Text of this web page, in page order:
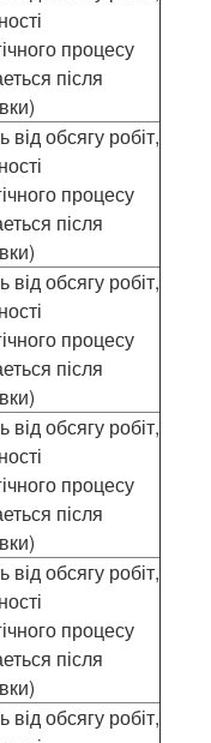
процесу
після
від обсягу робіт,
процесу
після
від обсягу робіт,
процесу
після
від обсягу робіт,
процесу
після
від обсягу робіт,
процесу
після
від обсягу робіт,